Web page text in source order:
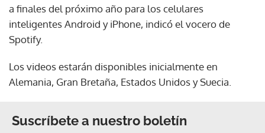
a finales del próximo año para los celulares
inteligentes Android y iPhone, indicó el vocero de
Spotify.
Los videos estarán disponibles inicialmente en
Alemania, Gran Bretaña, Estados Unidos y Suecia.
Suscríbete a nuestro boletín